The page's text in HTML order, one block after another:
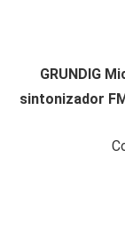
GRUNDIG
sintonizador